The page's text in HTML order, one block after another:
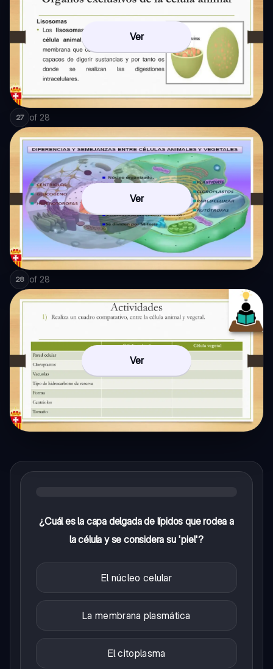
Ver
27 of 28
Ver
28 of 28
Ver
¿Cuál es la capa delgada de lípidos que rodea a
la célula y se considera su 'piel'?
El núcleo celular
La membrana plasmática
El citoplasma